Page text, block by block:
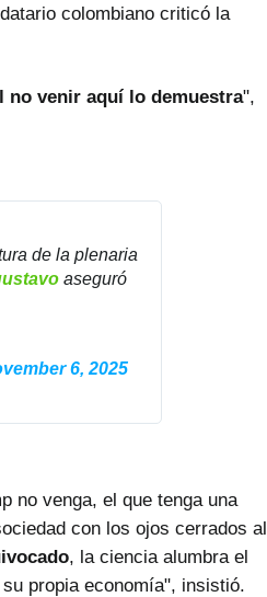
colombiano criticó la
no venir aquí lo demuestra",
de la plenaria
aseguró
6, 2025
no venga, el que tenga una
con los ojos cerrados al
, la ciencia alumbra el
propia economía", insistió.